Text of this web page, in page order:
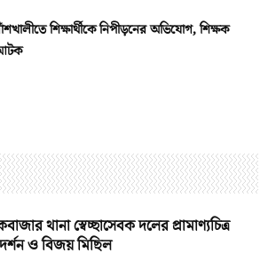
শিক্ষার্থীকে নিপীড়নের অভিযোগ, শিক্ষক
থানা স্বেচ্ছাসেবক দলের প্রামাণ্যচিত্র
ও বিজয় মিছিল